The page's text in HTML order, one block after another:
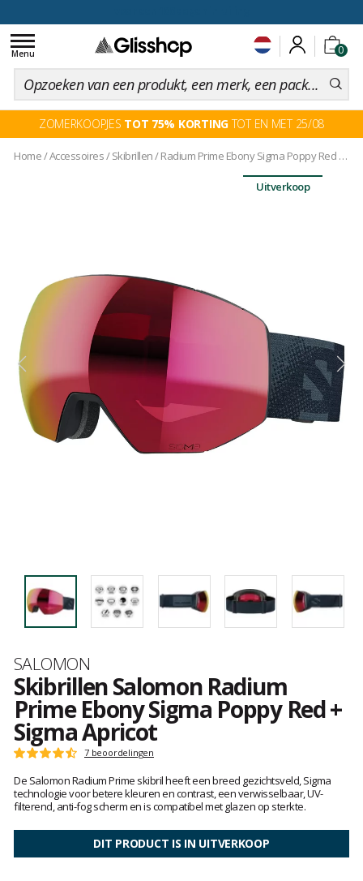
0
Toggle
navigation
Menu
ZOMERKOOPJES TOT 75% KORTINGTOT EN MET 25/08
Home/Accessoires/Skibrillen/Radium Prime Ebony Sigma Poppy Red + Sigma Apricot
Uitverkoop
Merk
SALOMON
Skibrillen Salomon Radium
Prime Ebony Sigma Poppy Red +
Sigma Apricot
Het
van
klanten
Score
:
4.5
op
7 beoordelingen
De Salomon Radium Prime skibril heeft een breed gezichtsveld, Sigma
technologie voor betere kleuren en contrast, een verwisselbaar, UV-
filterend, anti-fog scherm en is compatibel met glazen op sterkte.
DIT PRODUCT IS IN UITVERKOOP